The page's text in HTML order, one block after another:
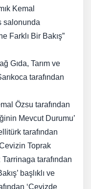
Kemal
salonunda
Farklı Bir Bakış”
Gıda, Tarım ve
tarafından
Özsu tarafından
Mevcut Durumu’
tarafından
Toprak
Tarrinaga tarafından
başlıklı ve
‘Cevizde